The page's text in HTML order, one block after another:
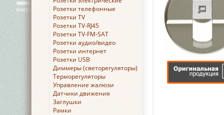
Розетки телефонные
Розетки TV
Розетки TV-RJ45
Розетки TV-FM-SAT
Розетки аудио/видео
Розетки интернет
Розетки USB
Диммеры (светорегуляторы)
Терморегуляторы
Управление жалюзи
Датчики движения
Заглушки
Рамки